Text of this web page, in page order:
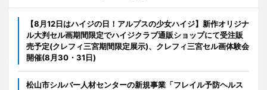
【8月12日はハイジの日！アルプスの少女ハイジ】新作オリジナ
ル大判セル画期間限定でハイジクラブ通販ショップにて受注販
売予定(クレフィ三宮期間限定展示)、クレフィ三宮セル画体験会
開催(8月30・31日)
松山市シルバー人材センターの新規事業「フレイル予防ヘルス